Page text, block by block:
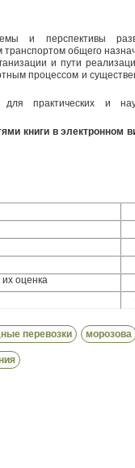
и перспективы
общего
и пути
процессом и
для практических и
книги в электронном
оценка
перевозки морозова